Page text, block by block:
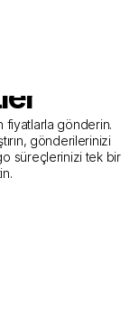
fiyatlarla gönderin.
gönderilerinizi
süreçlerinizi tek bir